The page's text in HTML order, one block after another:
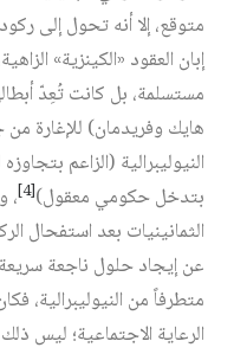
متوقع، إلا أنه تحول إلى
إبان العقود «الكينزية»
مستسلمة، بل كانت تُعِدّ
هايك وفريدمان) للإغارة
النيوليبرالية (الزاعم
بتدخل حكومي معقول)[4] ،
الثمانينيات بعد استفحال
عن إيجاد حلول ناجعة
متطرفاً من
الرعاية الاجتماعية؛ ليس